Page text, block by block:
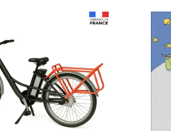
Prix 7,50€